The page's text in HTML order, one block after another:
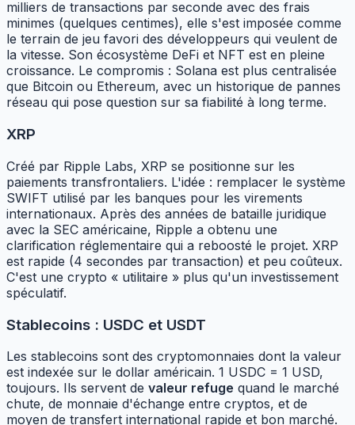
milliers de transactions par seconde avec des frais
minimes (quelques centimes), elle s'est imposée comme
le terrain de jeu favori des développeurs qui veulent de
la vitesse. Son écosystème DeFi et NFT est en pleine
croissance. Le compromis : Solana est plus centralisée
que Bitcoin ou Ethereum, avec un historique de pannes
réseau qui pose question sur sa fiabilité à long terme.
XRP
Créé par Ripple Labs, XRP se positionne sur les
paiements transfrontaliers. L'idée : remplacer le système
SWIFT utilisé par les banques pour les virements
internationaux. Après des années de bataille juridique
avec la SEC américaine, Ripple a obtenu une
clarification réglementaire qui a reboosté le projet. XRP
est rapide (4 secondes par transaction) et peu coûteux.
C'est une crypto « utilitaire » plus qu'un investissement
spéculatif.
Stablecoins : USDC et USDT
Les stablecoins sont des cryptomonnaies dont la valeur
est indexée sur le dollar américain. 1 USDC = 1 USD,
toujours. Ils servent de valeur refuge quand le marché
chute, de monnaie d'échange entre cryptos, et de
moyen de transfert international rapide et bon marché.